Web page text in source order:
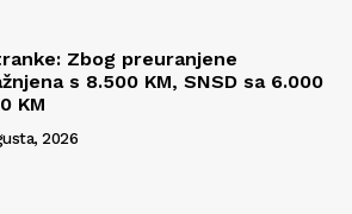
Zbog preuranjene
s 8.500 KM, SNSD sa 6.000
KM
2026